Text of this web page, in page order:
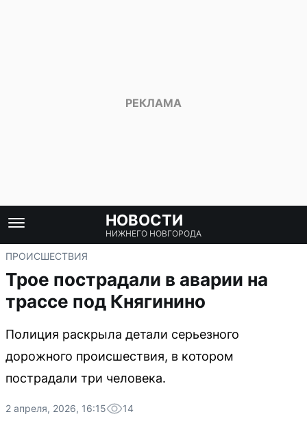
НОВОСТИ
НИЖНЕГО НОВГОРОДА
ПРОИСШЕСТВИЯ
Трое пострадали в аварии на
трассе под Княгинино
Полиция раскрыла детали серьезного
дорожного происшествия, в котором
пострадали три человека.
2 апреля, 2026, 16:15 14